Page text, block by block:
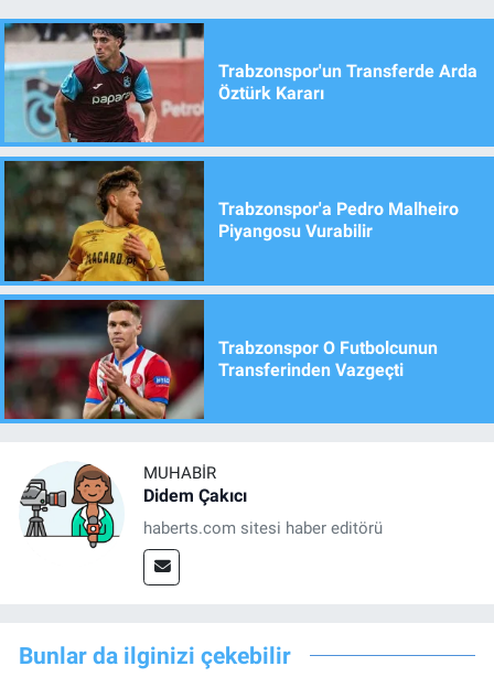
Trabzonspor'un Transferde Arda
Öztürk Kararı
Trabzonspor'a Pedro Malheiro
Piyangosu Vurabilir
Trabzonspor O Futbolcunun
Transferinden Vazgeçti
MUHABIR
Didem Çakıcı
haberts.com sitesi haber editörü
Bunlar da ilginizi çekebilir